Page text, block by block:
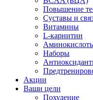
Повышение
Суставы и
Витамины
L-карнитин
Наборы
Акции
Ваши цели
Похудение